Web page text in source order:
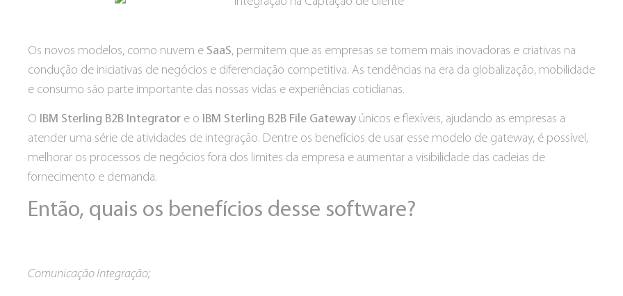
Os novos modelos, como nuvem e SaaS, permitem que as empresas se tornem mais inovadoras e criativas na
condução de iniciativas de negócios e diferenciação competitiva. As tendências na era da globalização, mobilidade
e consumo são parte importante das nossas vidas e experiências cotidianas.
O IBM Sterling B2B Integrator e o IBM Sterling B2B File Gateway únicos e flexíveis, ajudando as empresas a
atender uma série de atividades de integração. Dentre os benefícios de usar esse modelo de gateway, é possível,
melhorar os processos de negócios fora dos limites da empresa e aumentar a visibilidade das cadeias de
fornecimento e demanda.
Então, quais os benefícios desse software?
Comunicação Integração;